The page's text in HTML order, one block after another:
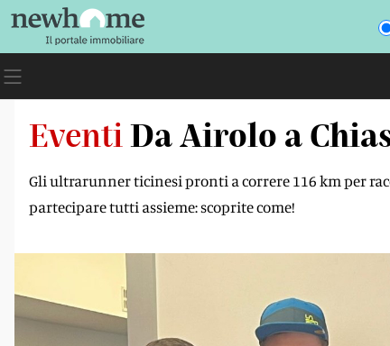
Eventi Da Airolo a
Gli ultrarunner ticinesi pronti a correre 116 km per
partecipare tutti assieme: scoprite come!